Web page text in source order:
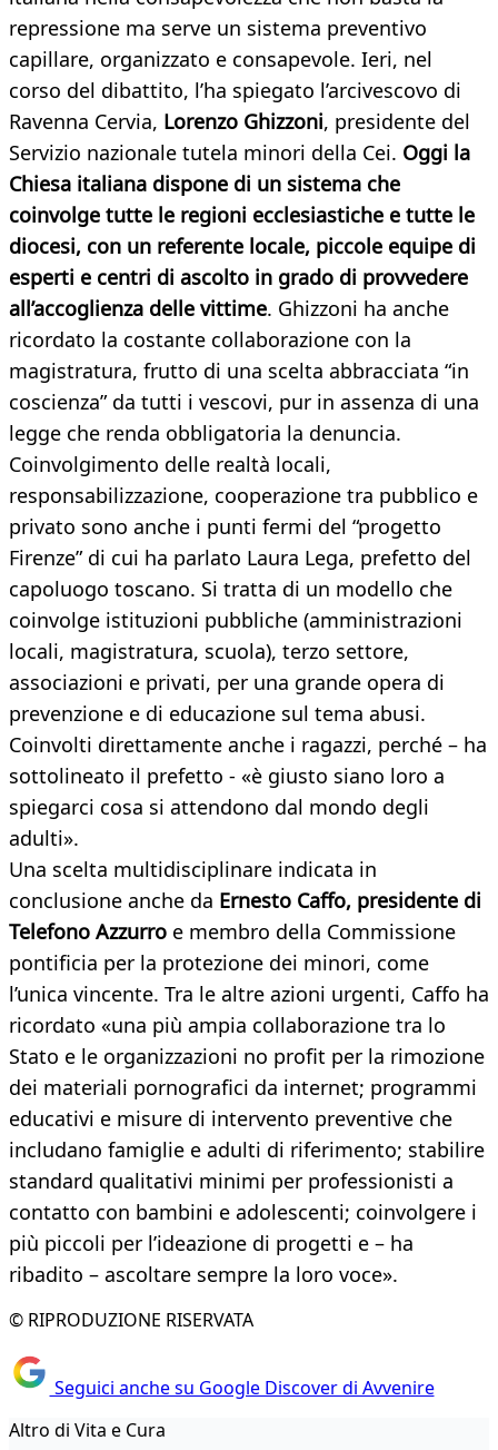
repressione ma serve un sistema preventivo
capillare, organizzato e consapevole. Ieri, nel
corso del dibattito, l’ha spiegato l’arcivescovo di
Ravenna Cervia, Lorenzo Ghizzoni, presidente del
Servizio nazionale tutela minori della Cei. Oggi la
Chiesa italiana dispone di un sistema che
coinvolge tutte le regioni ecclesiastiche e tutte le
diocesi, con un referente locale, piccole equipe di
esperti e centri di ascolto in grado di provvedere
all’accoglienza delle vittime. Ghizzoni ha anche
ricordato la costante collaborazione con la
magistratura, frutto di una scelta abbracciata “in
coscienza” da tutti i vescovi, pur in assenza di una
legge che renda obbligatoria la denuncia.
Coinvolgimento delle realtà locali,
responsabilizzazione, cooperazione tra pubblico e
privato sono anche i punti fermi del “progetto
Firenze” di cui ha parlato Laura Lega, prefetto del
capoluogo toscano. Si tratta di un modello che
coinvolge istituzioni pubbliche (amministrazioni
locali, magistratura, scuola), terzo settore,
associazioni e privati, per una grande opera di
prevenzione e di educazione sul tema abusi.
Coinvolti direttamente anche i ragazzi, perché – ha
sottolineato il prefetto - «è giusto siano loro a
spiegarci cosa si attendono dal mondo degli
adulti».
Una scelta multidisciplinare indicata in
conclusione anche da Ernesto Caffo, presidente di
Telefono Azzurro e membro della Commissione
pontificia per la protezione dei minori, come
l’unica vincente. Tra le altre azioni urgenti, Caffo ha
ricordato «una più ampia collaborazione tra lo
Stato e le organizzazioni no profit per la rimozione
dei materiali pornografici da internet; programmi
educativi e misure di intervento preventive che
includano famiglie e adulti di riferimento; stabilire
standard qualitativi minimi per professionisti a
contatto con bambini e adolescenti; coinvolgere i
più piccoli per l’ideazione di progetti e – ha
ribadito – ascoltare sempre la loro voce».
© RIPRODUZIONE RISERVATA
Seguici anche su Google Discover di Avvenire
Altro di Vita e Cura